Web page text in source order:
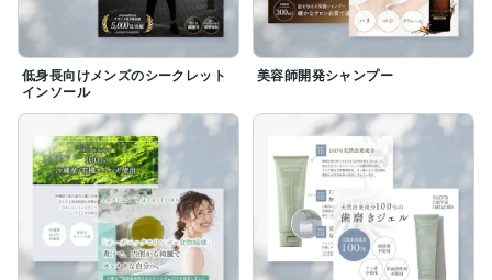
低身長向けメンズのシークレット
インソール
美容師開発シャンプー